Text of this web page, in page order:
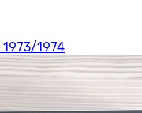
1973/1974